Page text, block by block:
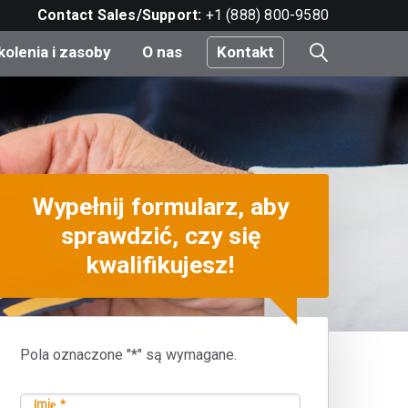
Contact Sales/Support: +1 (888) 800-9580
i zasoby O nas Kontakt
Wypełnij formularz, aby
sprawdzić, czy się
kwalifikujesz!
Pola oznaczone "*" są wymagane.
Imię *